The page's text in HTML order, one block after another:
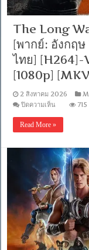
ไทย
(Master)]
[MKV]
[MASTER]
The Long
[พากย์: อังกฤ
ไทย]
[1080p]
2 สิงหาคม 2026
ปิดความเห็นบน
Walk
เกม
เดิน
มรณะ
[พากย์:
อังกฤษ
DDP
5.1
Atmos]
[ซับ:
อังกฤษ/
ไทย]
715
Read More »